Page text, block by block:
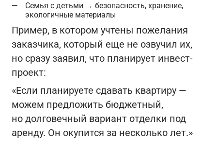
Семья с детьми → безопасность, хранение,
экологичные материалы
Пример, в котором учтены пожелания
заказчика, который еще не озвучил их,
но сразу заявил, что планирует инвест-
проект:
«Если планируете сдавать квартиру —
можем предложить бюджетный,
но долговечный вариант отделки под
аренду. Он окупится за несколько лет.»